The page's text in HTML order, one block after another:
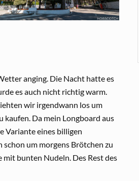
anging. Die Nacht hatte es
es auch nicht richtig warm.
wir irgendwann los um
kaufen. Da mein Longboard aus
Variante eines billigen
um morgens Brötchen zu
mit bunten Nudeln. Des Rest des